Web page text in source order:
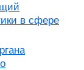
в сфере